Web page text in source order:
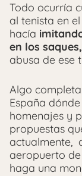
Todo ocurría
al tenista en
hacía
en los saques,
abusa de ese
Algo
España
homenajes y
propuestas
actualmente,
aeropuerto
haga una